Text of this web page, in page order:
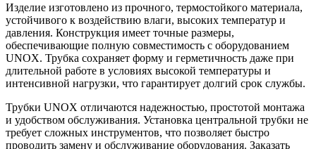
Изделие изготовлено из прочного, термостойкого материала,
устойчивого к воздействию влаги, высоких температур и
давления. Конструкция имеет точные размеры,
обеспечивающие полную совместимость с оборудованием
UNOX. Трубка сохраняет форму и герметичность даже при
длительной работе в условиях высокой температуры и
интенсивной нагрузки, что гарантирует долгий срок службы.
Трубки UNOX отличаются надежностью, простотой монтажа
и удобством обслуживания. Установка центральной трубки не
требует сложных инструментов, что позволяет быстро
проводить замену и обслуживание оборудования. Заказать